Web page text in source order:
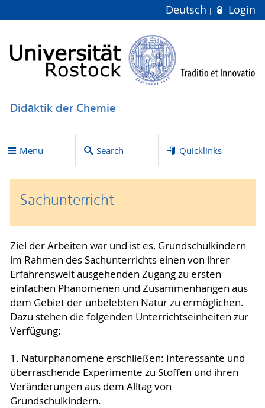
Deutsch Login
Didaktik der Chemie
Menu Search Quicklinks
Sachunterricht
Ziel der Arbeiten war und ist es, Grundschulkindern
im Rahmen des Sachunterrichts einen von ihrer
Erfahrenswelt ausgehenden Zugang zu ersten
einfachen Phänomenen und Zusammenhängen aus
dem Gebiet der unbelebten Natur zu ermöglichen.
Dazu stehen die folgenden Unterrichtseinheiten zur
Verfügung:
1. Naturphänomene erschließen: Interessante und
überraschende Experimente zu Stoffen und ihren
Veränderungen aus dem Alltag von
Grundschulkindern.